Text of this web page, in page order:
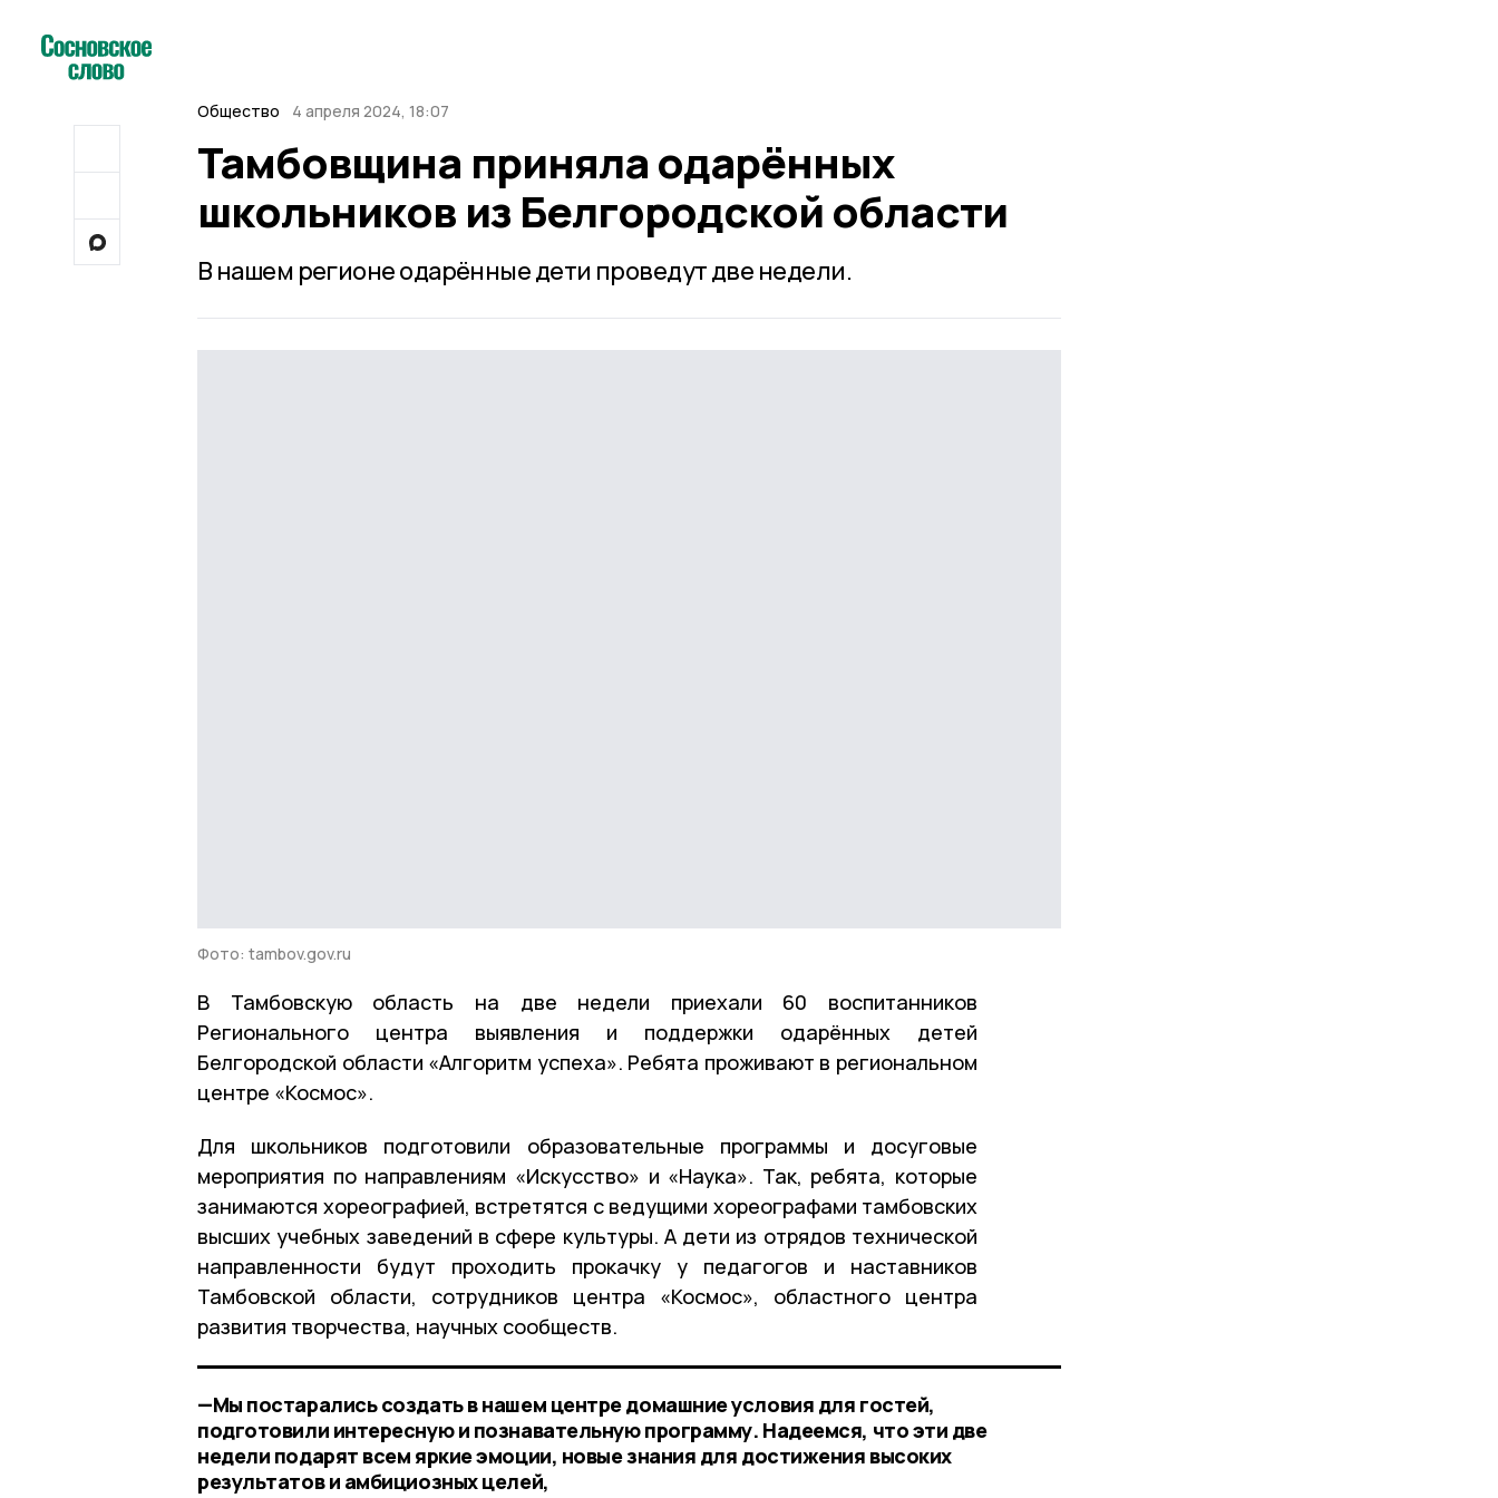
Общество 4 апреля 2024, 18:07
Тамбовщина приняла одарённых
школьников из Белгородской области
В нашем регионе одарённые дети проведут две недели.
Фото: tambov.gov.ru
В Тамбовскую область на две недели приехали 60 воспитанников
Регионального центра выявления и поддержки одарённых детей
Белгородской области «Алгоритм успеха». Ребята проживают в региональном
центре «Космос».
Для школьников подготовили образовательные программы и досуговые
мероприятия по направлениям «Искусство» и «Наука». Так, ребята, которые
занимаются хореографией, встретятся с ведущими хореографами тамбовских
высших учебных заведений в сфере культуры. А дети из отрядов технической
направленности будут проходить прокачку у педагогов и наставников
Тамбовской области, сотрудников центра «Космос», областного центра
развития творчества, научных сообществ.
—Мы постарались создать в нашем центре домашние условия для гостей,
подготовили интересную и познавательную программу. Надеемся, что эти две
недели подарят всем яркие эмоции, новые знания для достижения высоких
результатов и амбициозных целей,